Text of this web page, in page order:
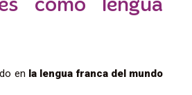
como lengua
en la lengua franca del mundo